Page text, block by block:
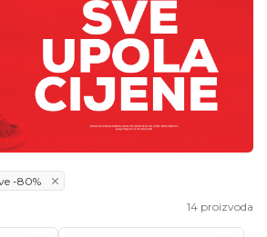
-80%
14 proizvoda